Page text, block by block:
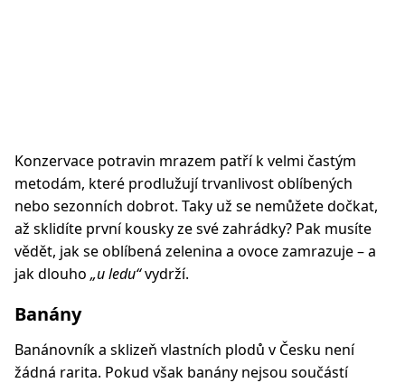
Konzervace potravin mrazem patří k velmi častým
metodám, které prodlužují trvanlivost oblíbených
nebo sezonních dobrot. Taky už se nemůžete dočkat,
až sklidíte první kousky ze své zahrádky? Pak musíte
vědět, jak se oblíbená zelenina a ovoce zamrazuje – a
jak dlouho „u ledu“vydrží.
Banány
Banánovník a sklizeň vlastních plodů v Česku není
žádná rarita. Pokud však banány nejsou součástí